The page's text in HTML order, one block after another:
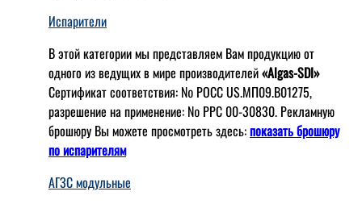
Испарители
В этой категории мы представляем Вам продукцию от
одного из ведущих в мире производителей«Algas-SDI»
Сертификат соответствия: № РОСС US.МП09.В01275,
разрешение на применение: № РРС 00-30830. Рекламную
брошюру Вы можете просмотреть здесь:показать брошюру
по испарителям
АГЗС модульные